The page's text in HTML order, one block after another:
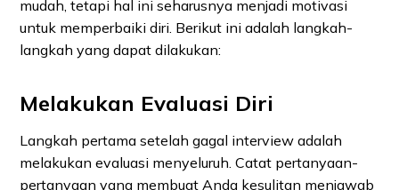
mudah, tetapi hal ini seharusnya menjadi motivasi
untuk memperbaiki diri. Berikut ini adalah langkah-
langkah yang dapat dilakukan:
Melakukan Evaluasi Diri
Langkah pertama setelah gagal interview adalah
melakukan evaluasi menyeluruh. Catat pertanyaan-
pertanyaan yang membuat Anda kesulitan menjawab